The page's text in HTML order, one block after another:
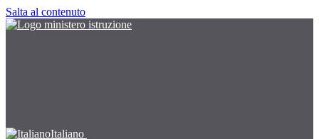
Salta al contenuto
Italiano